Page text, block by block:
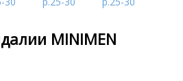
MINIMEN